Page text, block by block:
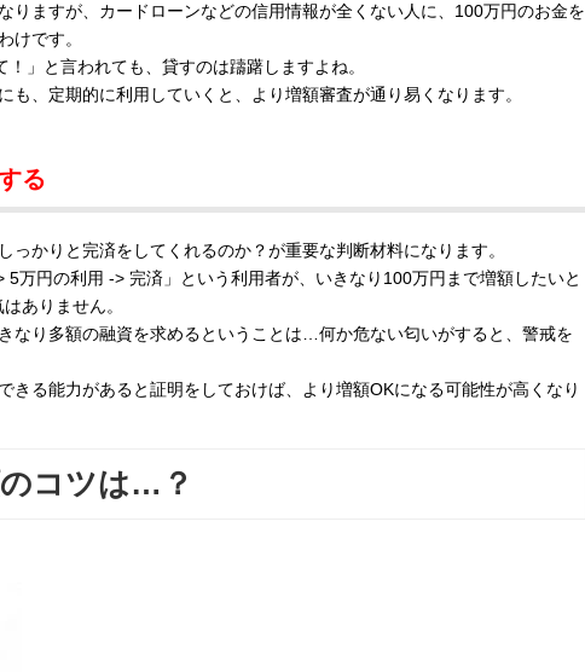
りますが、カードローンなどの信用情報が全くない人に、100万円のお金を
けです。
」と言われても、貸すのは躊躇しますよね。
、定期的に利用していくと、より増額審査が通り易くなります。
る
っかりと完済をしてくれるのか？が重要な判断材料になります。
万円の利用 -> 完済」という利用者が、いきなり100万円まで増額したいと
ありません。
なり多額の融資を求めるということは…何か危ない匂いがすると、警戒を
きる能力があると証明をしておけば、より増額OKになる可能性が高くなり
コツは…？